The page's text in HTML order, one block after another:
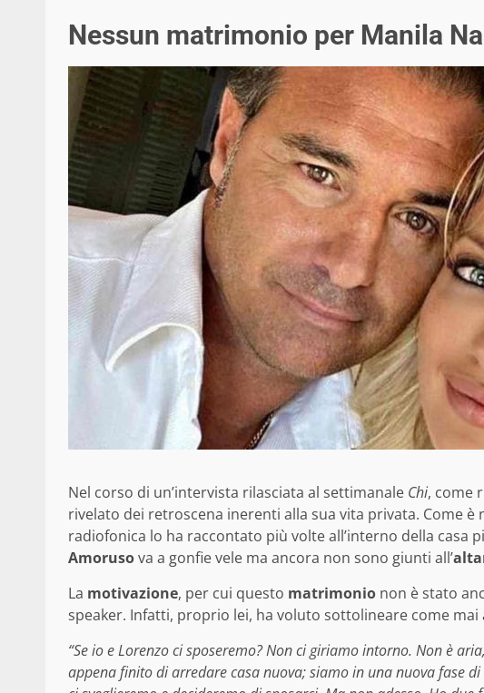
Nessun matrimonio per Manila
Nel corso di un’intervista rilasciata al settimanale Chi, come
rivelato dei retroscena inerenti alla sua vita privata. Come
radiofonica lo ha raccontato più volte all’interno della casa
Amorusova a gonfie vele ma ancora non sono giunti all’
La motivazione, per cui questo matrimonio non è stato
speaker. Infatti, proprio lei, ha voluto sottolineare come
“Se io e Lorenzo ci sposeremo? Non ci giriamo intorno. Non è
appena finito di arredare casa nuova; siamo in una nuova fase